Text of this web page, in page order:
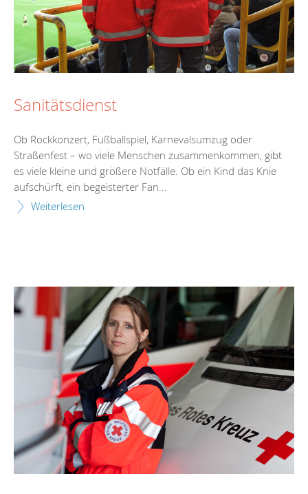
Sanitätsdienst
Ob Rockkonzert, Fußballspiel, Karnevalsumzug oder
Straßenfest – wo viele Menschen zusammenkommen, gibt
es viele kleine und größere Notfälle. Ob ein Kind das Knie
aufschürft, ein begeisterter Fan...
Weiterlesen